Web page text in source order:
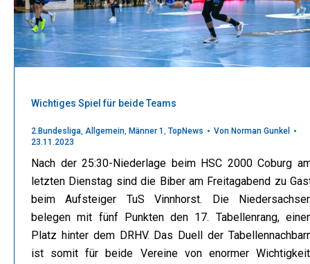
Wichtiges Spiel für beide Teams
2.Bundesliga, Allgemein, Männer 1 , TopNews Von Norman Gunkel
23.11.2023
Nach der 25:30-Niederlage beim HSC 2000 Coburg
letzten Dienstag sind die Biber am Freitagabend zu
beim Aufsteiger TuS Vinnhorst. Die
belegen mit fünf Punkten den 17. Tabellenrang,
Platz hinter dem DRHV. Das Duell der
ist somit für beide Vereine von enormer